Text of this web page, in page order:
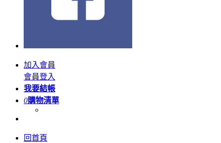
加入會員
會員登入
我要結帳
0購物清單
回首頁